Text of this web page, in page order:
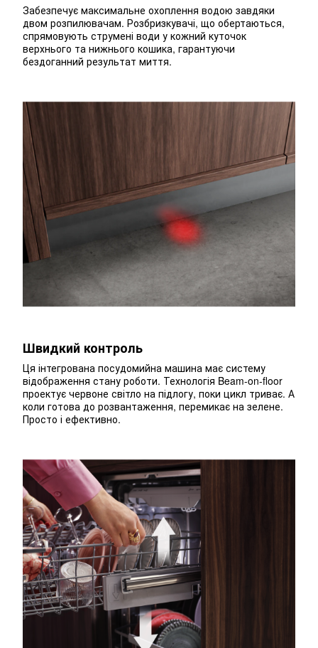
Забезпечує максимальне охоплення водою завдяки
двом розпилювачам. Розбризкувачі, що обертаються,
спрямовують струмені води у кожний куточок
верхнього та нижнього кошика, гарантуючи
бездоганний результат миття.
Швидкий контроль
Ця інтегрована посудомийна машина має систему
відображення стану роботи. Технологія Beam-on-floor
проектує червоне світло на підлогу, поки цикл триває. А
коли готова до розвантаження, перемикає на зелене.
Просто і ефективно.